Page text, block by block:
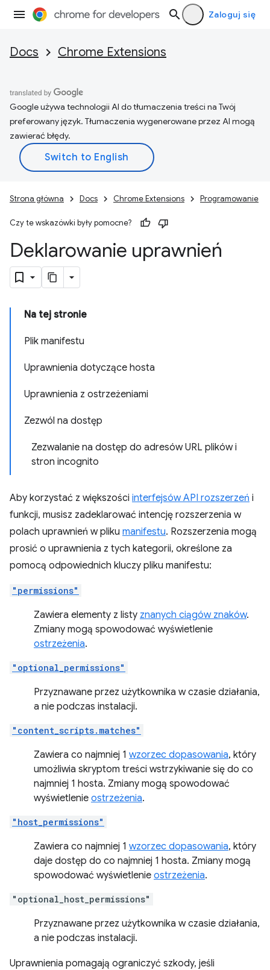
Zaloguj się
Docs Chrome Extensions
Google używa technologii AI do tłumaczenia treści na Twój
preferowany język. Tłumaczenia wygenerowane przez AI mogą
zawierać błędy.
Strona główna Docs Chrome Extensions Programowanie
Czy te wskazówki były pomocne?
Deklarowanie uprawnień
Na tej stronie
Plik manifestu
Uprawnienia dotyczące hosta
Uprawnienia z ostrzeżeniami
Zezwól na dostęp
Zezwalanie na dostęp do adresów URL plików i
stron incognito
Aby korzystać z większości interfejsów API rozszerzeń i
funkcji, musisz zadeklarować intencję rozszerzenia w
polach uprawnień w pliku manifestu. Rozszerzenia mogą
prosić o uprawnienia z tych kategorii, określone za
pomocą odpowiednich kluczy pliku manifestu:
"permissions"
Zawiera elementy z listy znanych ciągów znaków.
Zmiany mogą spowodować wyświetlenie
ostrzeżenia.
"optional_permissions"
Przyznawane przez użytkownika w czasie działania,
a nie podczas instalacji.
"content_scripts.matches"
Zawiera co najmniej 1 wzorzec dopasowania, który
umożliwia skryptom treści wstrzykiwanie się do co
najmniej 1 hosta. Zmiany mogą spowodować
wyświetlenie ostrzeżenia.
"host_permissions"
Zawiera co najmniej 1 wzorzec dopasowania, który
daje dostęp do co najmniej 1 hosta. Zmiany mogą
spowodować wyświetlenie ostrzeżenia.
"optional_host_permissions"
Przyznawane przez użytkownika w czasie działania,
a nie podczas instalacji.
Uprawnienia pomagają ograniczyć szkody, jeśli